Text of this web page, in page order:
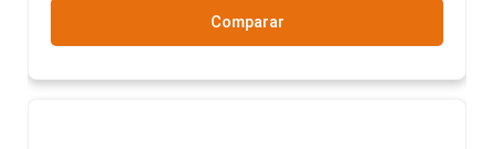
Comparar